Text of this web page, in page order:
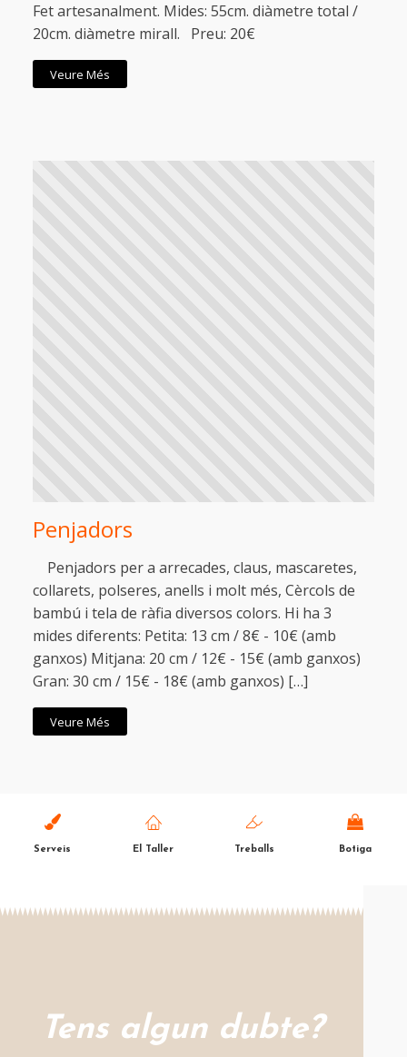
Fet artesanalment. Mides: 55cm. diàmetre total /
20cm. diàmetre mirall. Preu: 20€
Veure Més
Penjadors
Penjadors per a arrecades, claus, mascaretes,
collarets, polseres, anells i molt més, Cèrcols de
bambú i tela de ràfia diversos colors. Hi ha 3
mides diferents: Petita: 13 cm / 8€ - 10€ (amb
ganxos) Mitjana: 20 cm / 12€ - 15€ (amb ganxos)
Gran: 30 cm / 15€ - 18€ (amb ganxos) […]
Veure Més
Serveis El Taller Treballs Botiga
Tens algun dubte?